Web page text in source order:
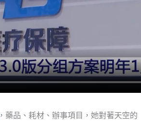
，藥品、耗材、辦事項目，她對著天空的